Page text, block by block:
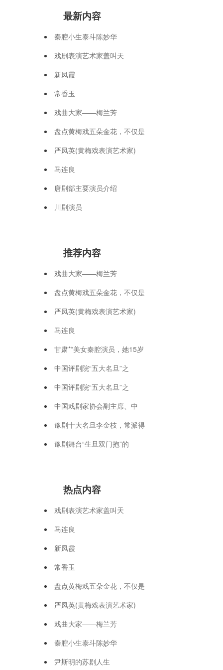
最新内容
秦腔小生泰斗陈妙华
戏剧表演艺术家盖叫天
新凤霞
常香玉
戏曲大家——梅兰芳
盘点黄梅戏五朵金花，不仅是
严凤英(黄梅戏表演艺术家)
马连良
唐剧部主要演员介绍
川剧演员
推荐内容
戏曲大家——梅兰芳
盘点黄梅戏五朵金花，不仅是
严凤英(黄梅戏表演艺术家)
马连良
甘肃**美女秦腔演员，她15岁
中国评剧院“五大名旦”之
中国评剧院“五大名旦”之
中国戏剧家协会副主席、中
豫剧十大名旦李金枝，常派得
豫剧舞台“生旦双门抱”的
热点内容
戏剧表演艺术家盖叫天
马连良
新凤霞
常香玉
盘点黄梅戏五朵金花，不仅是
严凤英(黄梅戏表演艺术家)
戏曲大家——梅兰芳
秦腔小生泰斗陈妙华
尹斯明的苏剧人生